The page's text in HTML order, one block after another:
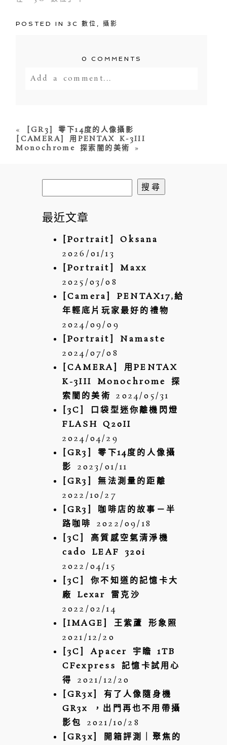
POSTED IN3C 數位 ,攝影
0 COMMENTS
Add a comment...
«
[GR3] 零下14度的人像攝影
[CAMERA] 用PENTAX K-3III
Monochrome 探索闇的美術
»
尋
關
字:
最近文章
[Portrait] Oksana
2026/01/13
[Portrait] Maxx
2025/03/08
[Camera] PENTAX17,給
年輕底片玩家最好的禮物
2024/09/09
[Portrait] Namaste
2024/07/08
[CAMERA] 用PENTAX
K-3III Monochrome 探
索闇的美術 2024/05/31
[3C] 口袋型迷你離機閃燈
FLASH Q20II
2024/04/29
[GR3] 零下14度的人像攝
影
2023/01/11
[GR3] 無法測量的距離
2022/10/27
[GR3] 咖啡店的故事－半
路咖啡
2022/09/18
[3C] 高質感空氣清淨機
cado LEAF 320i
2022/04/15
[3C] 你不知道的記憶卡大
廠 Lexar 雷克沙
2022/02/14
[IMAGE] 王紫蘆 形象照
2021/12/20
[3C] Apacer 宇瞻 1TB
CFexpress 記憶卡試用心
得
2021/12/20
[GR3x] 有了人像隨身機
GR3x ，出門再也不用帶攝
影包
2021/10/28
[GR3x] 開箱評測｜聚焦的